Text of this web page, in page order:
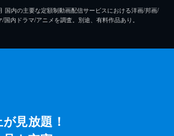
内の主要な定額制動画配信サービスにおける洋画/邦画/
内ドラマ/アニメを調査。別途、有料作品あり。
見放題！